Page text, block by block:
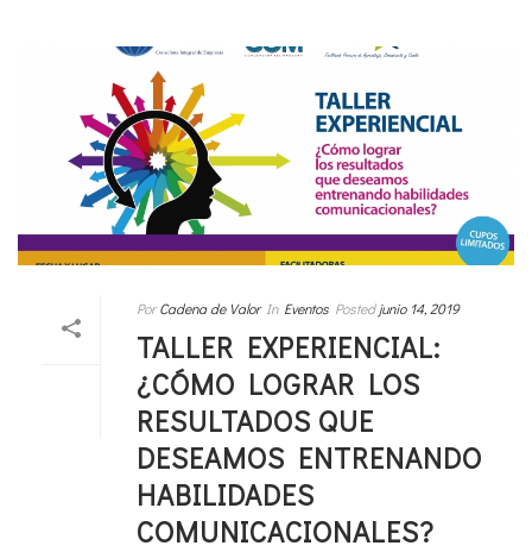
Por Cadena de Valor In Eventos Posted junio 14, 2019
TALLER EXPERIENCIAL:
¿CÓMO LOGRAR LOS
RESULTADOS QUE
DESEAMOS ENTRENANDO
HABILIDADES
COMUNICACIONALES?